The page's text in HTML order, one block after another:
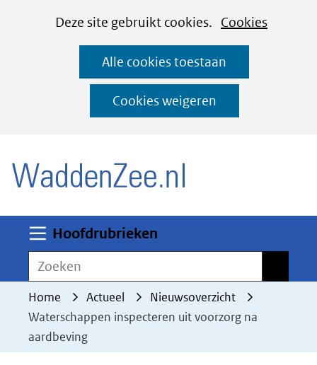
CookiesDeze site gebruikt cookies. Cookies
deze
worden
toegestaan
geweigerd.
Alle cookies toestaan
Cookies weigeren
Ga
naar
de
inhoud
Hoofdrubrieken
Zoeken
Home Actueel
Nieuwsoverzicht
Waterschappen inspecteren uit voorzorg na
aardbeving